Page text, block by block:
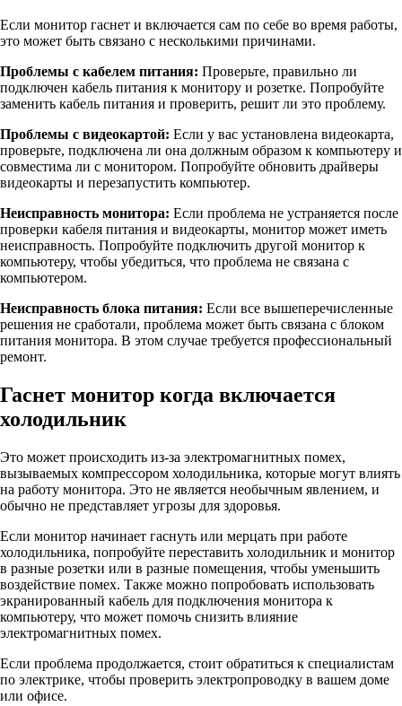
Если монитор гаснет и включается сам по себе во время работы,
это может быть связано с несколькими причинами.
Проблемы с кабелем питания: Проверьте, правильно ли
подключен кабель питания к монитору и розетке. Попробуйте
заменить кабель питания и проверить, решит ли это проблему.
Проблемы с видеокартой: Если у вас установлена видеокарта,
проверьте, подключена ли она должным образом к компьютеру и
совместима ли с монитором. Попробуйте обновить драйверы
видеокарты и перезапустить компьютер.
Неисправность монитора: Если проблема не устраняется после
проверки кабеля питания и видеокарты, монитор может иметь
неисправность. Попробуйте подключить другой монитор к
компьютеру, чтобы убедиться, что проблема не связана с
компьютером.
Неисправность блока питания: Если все вышеперечисленные
решения не сработали, проблема может быть связана с блоком
питания монитора. В этом случае требуется профессиональный
ремонт.
Гаснет монитор когда включается
холодильник
Это может происходить из-за электромагнитных помех,
вызываемых компрессором холодильника, которые могут влиять
на работу монитора. Это не является необычным явлением, и
обычно не представляет угрозы для здоровья.
Если монитор начинает гаснуть или мерцать при работе
холодильника, попробуйте переставить холодильник и монитор
в разные розетки или в разные помещения, чтобы уменьшить
воздействие помех. Также можно попробовать использовать
экранированный кабель для подключения монитора к
компьютеру, что может помочь снизить влияние
электромагнитных помех.
Если проблема продолжается, стоит обратиться к специалистам
по электрике, чтобы проверить электропроводку в вашем доме
или офисе.